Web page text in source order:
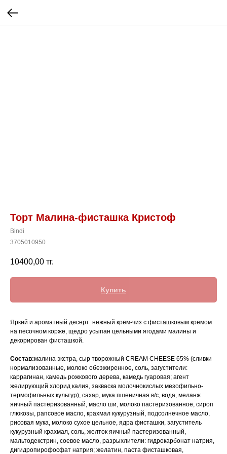
Торт Малина-фисташка Кристоф
Bindi
3705010950
10400,00 тг.
Купить
Яркий и ароматный десерт: нежный крем-чиз с фисташковым кремом
на песочном корже, щедро усыпан цельными ягодами малины и
декорирован фисташкой.
Состав:малина экстра, сыр творожный CREAM CHEESE 65% (сливки
нормализованные, молоко обезжиренное, соль, загустители:
каррагинан, камедь рожкового дерева, камедь гуаровая; агент
желирующий хлорид калия, закваска молочнокислых мезофильно-
термофильных культур), сахар, мука пшеничная в/с, вода, меланж
яичный пастеризованный, масло ши, молоко пастеризованное, сироп
глюкозы, рапсовое масло, крахмал кукурузный, подсолнечное масло,
рисовая мука, молоко сухое цельное, ядра фисташки, загуститель
кукурузный крахмал, соль, желток яичный пастеризованный,
мальтодекстрин, соевое масло, разрыхлители: гидрокарбонат натрия,
дигидропирофосфат натрия; желатин, паста фисташковая,